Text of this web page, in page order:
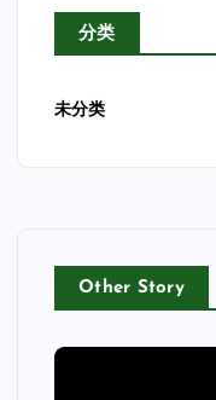
分类
未分类
Other Story